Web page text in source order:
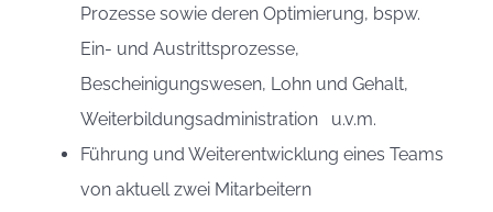
Prozesse sowie deren Optimierung, bspw.
Ein- und Austrittsprozesse,
Bescheinigungswesen, Lohn und Gehalt,
Weiterbildungsadministration u.v.m.
Führung und Weiterentwicklung eines Teams
von aktuell zwei Mitarbeitern